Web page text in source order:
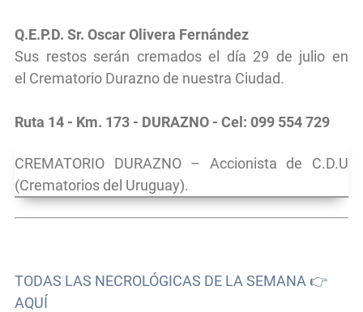
Q.E.P.D. Sr. Oscar Olivera Fernández
Sus restos serán cremados el día 29 de julio en
el Crematorio Durazno de nuestra Ciudad.
Ruta 14 - Km. 173 - DURAZNO - Cel: 099 554 729
CREMATORIO DURAZNO – Accionista de C.D.U
(Crematorios del Uruguay).
TODAS LAS NECROLÓGICAS DE LA SEMANA 👉
AQUÍ